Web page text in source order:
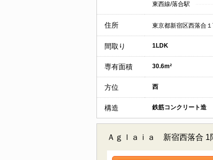
東西線/落合駅
住所 東京都新宿区西落合１
間取り 1LDK
専有面積 30.6m²
方位 西
構造 鉄筋コンクリート造
Ａｇｌａｉａ 新宿西落合 1